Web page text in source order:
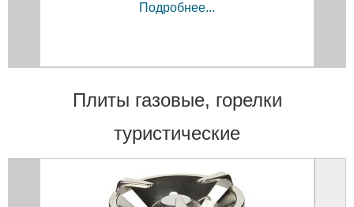
Подробнее...
Плиты газовые, горелки
туристические